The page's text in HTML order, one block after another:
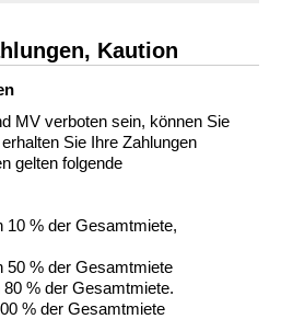
Kaution
MV verboten sein, können Sie
Sie Ihre Zahlungen
gelten folgende
10 % der Gesamtmiete,
50 % der Gesamtmiete
% der Gesamtmiete.
% der Gesamtmiete